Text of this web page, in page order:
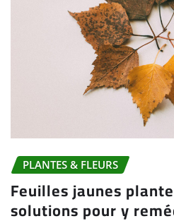
PLANTES & FLEURS
Feuilles jaunes
solutions pour y